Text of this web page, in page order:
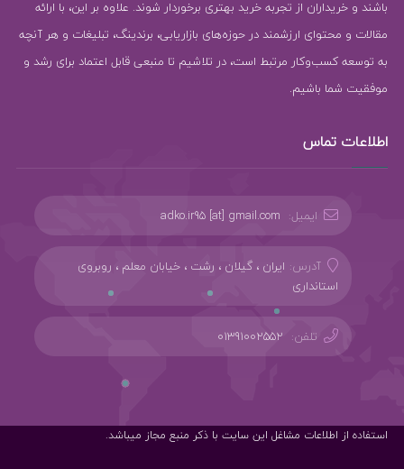
باشند و خریداران از تجربه خرید بهتری برخوردار شوند. علاوه بر این، با ارائه
مقالات و محتوای ارزشمند در حوزه‌های بازاریابی، برندینگ، تبلیغات و هر آنچه
به توسعه کسب‌وکار مرتبط است، در تلاشیم تا منبعی قابل اعتماد برای رشد و
موفقیت شما باشیم.
اطلاعات تماس
ایمیل: adko.ir95 [at] gmail.com
آدرس: ایران ، گیلان ، رشت ، خیابان معلم ، روبروی
استانداری
تلفن: 01391002552
استفاده از اطلاعات مشاغل این سایت با ذکر منبع مجاز میباشد.